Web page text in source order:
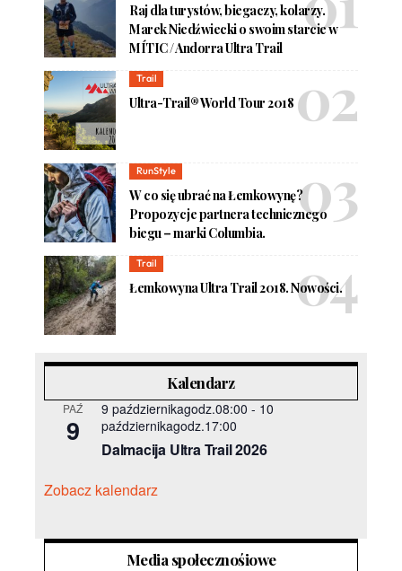
Raj dla turystów, biegaczy, kolarzy.
Marek Niedźwiecki o swoim starcie w
MÍTIC / Andorra Ultra Trail
Trail
Ultra-Trail® World Tour 2018
RunStyle
W co się ubrać na Łemkowynę?
Propozycje partnera technicznego
biegu – marki Columbia.
Trail
Łemkowyna Ultra Trail 2018. Nowości.
Kalendarz
PAŹ
9
9 październikagodz.08:00 - 10
październikagodz.17:00
Dalmacija Ultra Trail 2026
Zobacz kalendarz
Media społecznośiowe